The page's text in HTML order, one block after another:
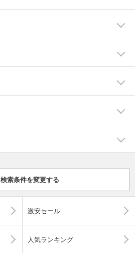
検索条件を変更する
激安セール
人気ランキング